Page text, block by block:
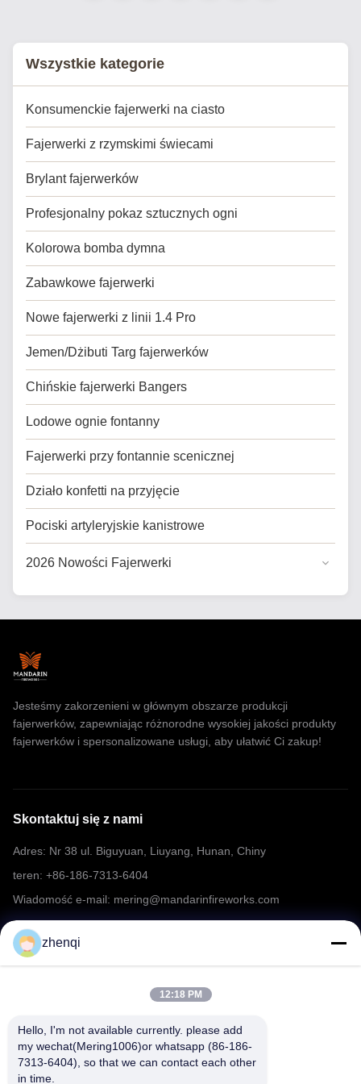
Wszystkie kategorie
Konsumenckie fajerwerki na ciasto
Fajerwerki z rzymskimi świecami
Brylant fajerwerków
Profesjonalny pokaz sztucznych ogni
Kolorowa bomba dymna
Zabawkowe fajerwerki
Nowe fajerwerki z linii 1.4 Pro
Jemen/Dżibuti Targ fajerwerków
Chińskie fajerwerki Bangers
Lodowe ognie fontanny
Fajerwerki przy fontannie scenicznej
Działo konfetti na przyjęcie
Pociski artyleryjskie kanistrowe
2026 Nowości Fajerwerki
Ogólne fajerwerki
Profesjonalne fajerwerki
fajerwerki z zabawkami
Jesteśmy zakorzenieni w głównym obszarze produkcji
fajerwerków, zapewniając różnorodne wysokiej jakości produkty
fajerwerków i spersonalizowane usługi, aby ułatwić Ci zakup!
Skontaktuj się z nami
Adres: Nr 38 ul. Biguyuan, Liuyang, Hunan, Chiny
teren: +86-186-7313-6404
Wiadomość e-mail: mering@mandarinfireworks.com
Chodź za nami.
Szybkie linki
zhenqi
12:18 PM
Hello, I'm not available currently. please add
my wechat(Mering1006)or whatsapp (86-186-
7313-6404), so that we can contact each other
in time.